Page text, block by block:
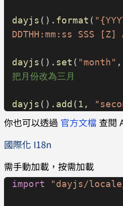
dayjs (). format (
DDTHH:mm:ss SSS [Z]
dayjs (). set ( "month" ,
把月份改為三月
dayjs (). add( 1 ,
你也可以透過 官方文檔 查閱
國際化 I18n
需手動加載，按需加載
import "dayjs/